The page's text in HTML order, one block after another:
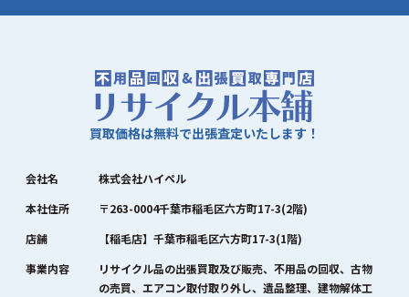
買取価格は無料で出張査定いたします！
会社名
株式会社ハイペル
本社住所
〒263-0004千葉市稲毛区六方町17-3(2階)
店舗
【稲毛店】千葉市稲毛区六方町17-3(1階)
事業内容
リサイクル品の出張買取及び販売、不用品の回収、古物
の売買、エアコン取付取り外し、遺品整理、建物解体工